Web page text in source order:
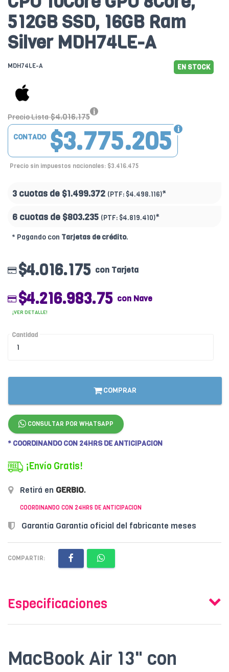
512GB SSD, 16GB Ram
Silver MDH74LE-A
MDH74LE-A EN STOCK
Precio Lista $4.016.175
$3.775.205
CONTADO
Precio sin impuestos nacionales: $3.416.475
3 cuotas de $1.499.372 (PTF: $4.498.116)*
6 cuotas de $803.235 (PTF: $4.819.410)*
* Pagando con Tarjetas de crédito.
$4.016.175 con Tarjeta
$4.216.983.75 con Nave
¡VER DETALLE!
Cantidad
COMPRAR
CONSULTAR POR WHATSAPP
* COORDINANDO CON 24HRS DE ANTICIPACION
¡Envío Gratis!
Retirá en GERBIO.
COORDINANDO CON 24HRS DE ANTICIPACION
Garantía Garantía oficial del fabricante meses
COMPARTIR:
Especificaciones
MacBook Air 13" con